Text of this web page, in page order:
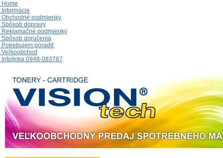
Home
Informácie
Obchodné podmienky
Spôsob dopravy
Reklamačné podmienky
Spôsob doručenia
Potrebujem poradiť
Veľkoobchod
Infolinka 0948-083787